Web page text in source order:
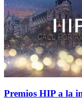
Premios HIP a la